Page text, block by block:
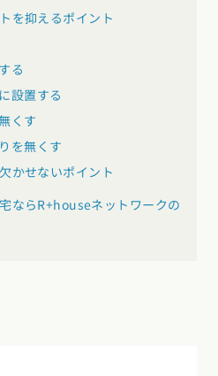
を抑えるポイント
る
設置する
くす
を無くす
かせないポイント
ならR+houseネットワークの